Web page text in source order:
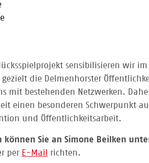
sensibilisieren wir
die Delmenhorster
mit bestehenden Netzwerken.
einen besonderen Schwerpunkt
und Öffentlichkeitsarbeit.
können Sie an Simone Beilken
per E-Mail richten.